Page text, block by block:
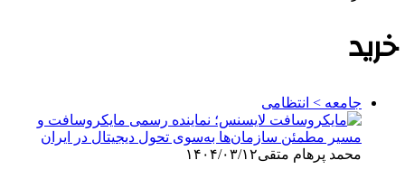
خرید
جامعه > انتظامی
محمد پرهام متقی۱۴۰۴/۰۳/۱۲